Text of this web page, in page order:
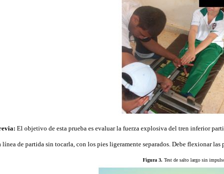
El objetivo de esta prueba es evaluar la fuerza explosiva del tren inferior
de partida sin tocarla, con los pies ligeramente separados. Debe flexionar las
Figura 3. Test de salto largo sin